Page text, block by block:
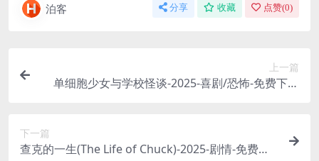
泊客 分享 收藏 点赞(0)
上一篇
单细胞少女与学校怪谈-2025-喜剧/恐怖-免费下载
又恐怖的奇妙遭遇👻｜
下一篇
查克的一生(The Life of Chuck)-2025-剧情-免费下